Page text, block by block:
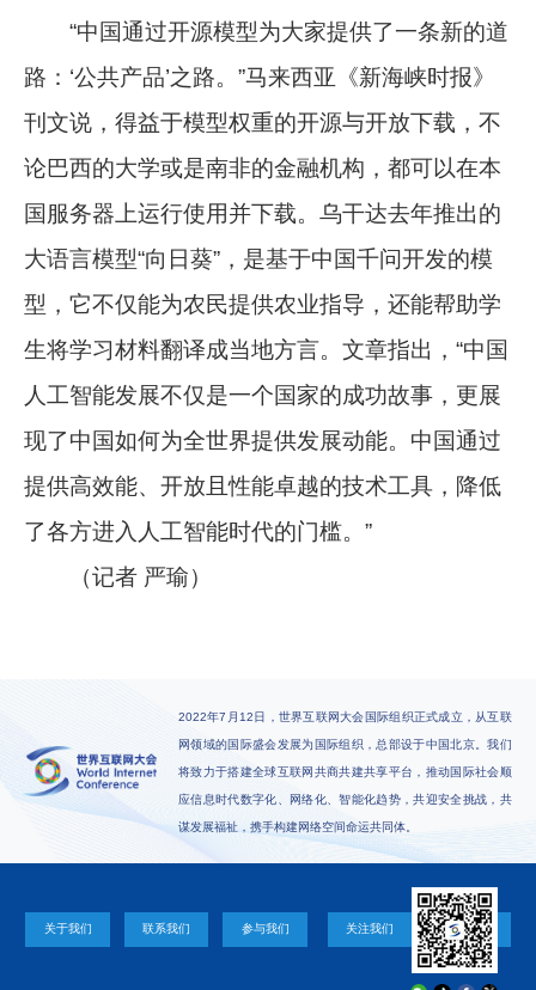
“中国通过开源模型为大家提供了一条新的道
路：‘公共产品’之路。”马来西亚《新海峡时报》
刊文说，得益于模型权重的开源与开放下载，不
论巴西的大学或是南非的金融机构，都可以在本
国服务器上运行使用并下载。乌干达去年推出的
大语言模型“向日葵”，是基于中国千问开发的模
型，它不仅能为农民提供农业指导，还能帮助学
生将学习材料翻译成当地方言。文章指出，“中国
人工智能发展不仅是一个国家的成功故事，更展
现了中国如何为全世界提供发展动能。中国通过
提供高效能、开放且性能卓越的技术工具，降低
了各方进入人工智能时代的门槛。”
（记者 严瑜）
2022年7月12日，世界互联网大会国际组织正式成立，从互联
网领域的国际盛会发展为国际组织，总部设于中国北京。我们
将致力于搭建全球互联网共商共建共享平台，推动国际社会顺
应信息时代数字化、网络化、智能化趋势，共迎安全挑战，共
谋发展福祉，携手构建网络空间命运共同体。
关于我们 联系我们 参与我们 关注我们